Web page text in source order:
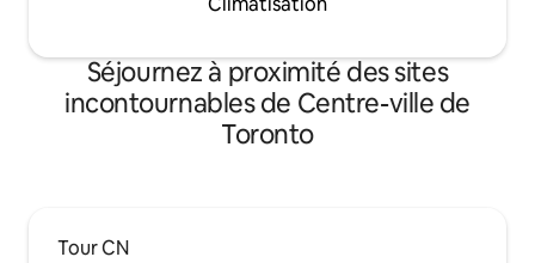
Séjournez à proximité des sites
incontournables de Centre-ville de
Toronto
Tour CN